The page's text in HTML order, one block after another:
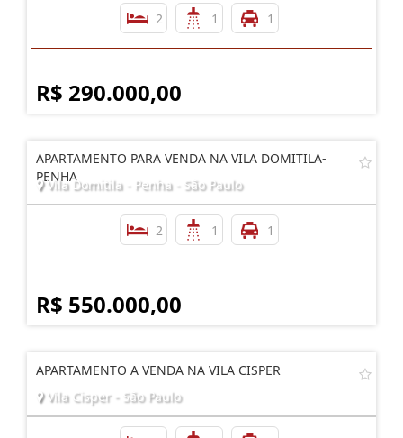
2 1 1
R$ 290.000,00
APARTAMENTO PARA VENDA NA VILA DOMITILA-
PENHA
Vila Domitila - Penha - São Paulo
2 1 1
R$ 550.000,00
APARTAMENTO A VENDA NA VILA CISPER
Vila Cisper - São Paulo